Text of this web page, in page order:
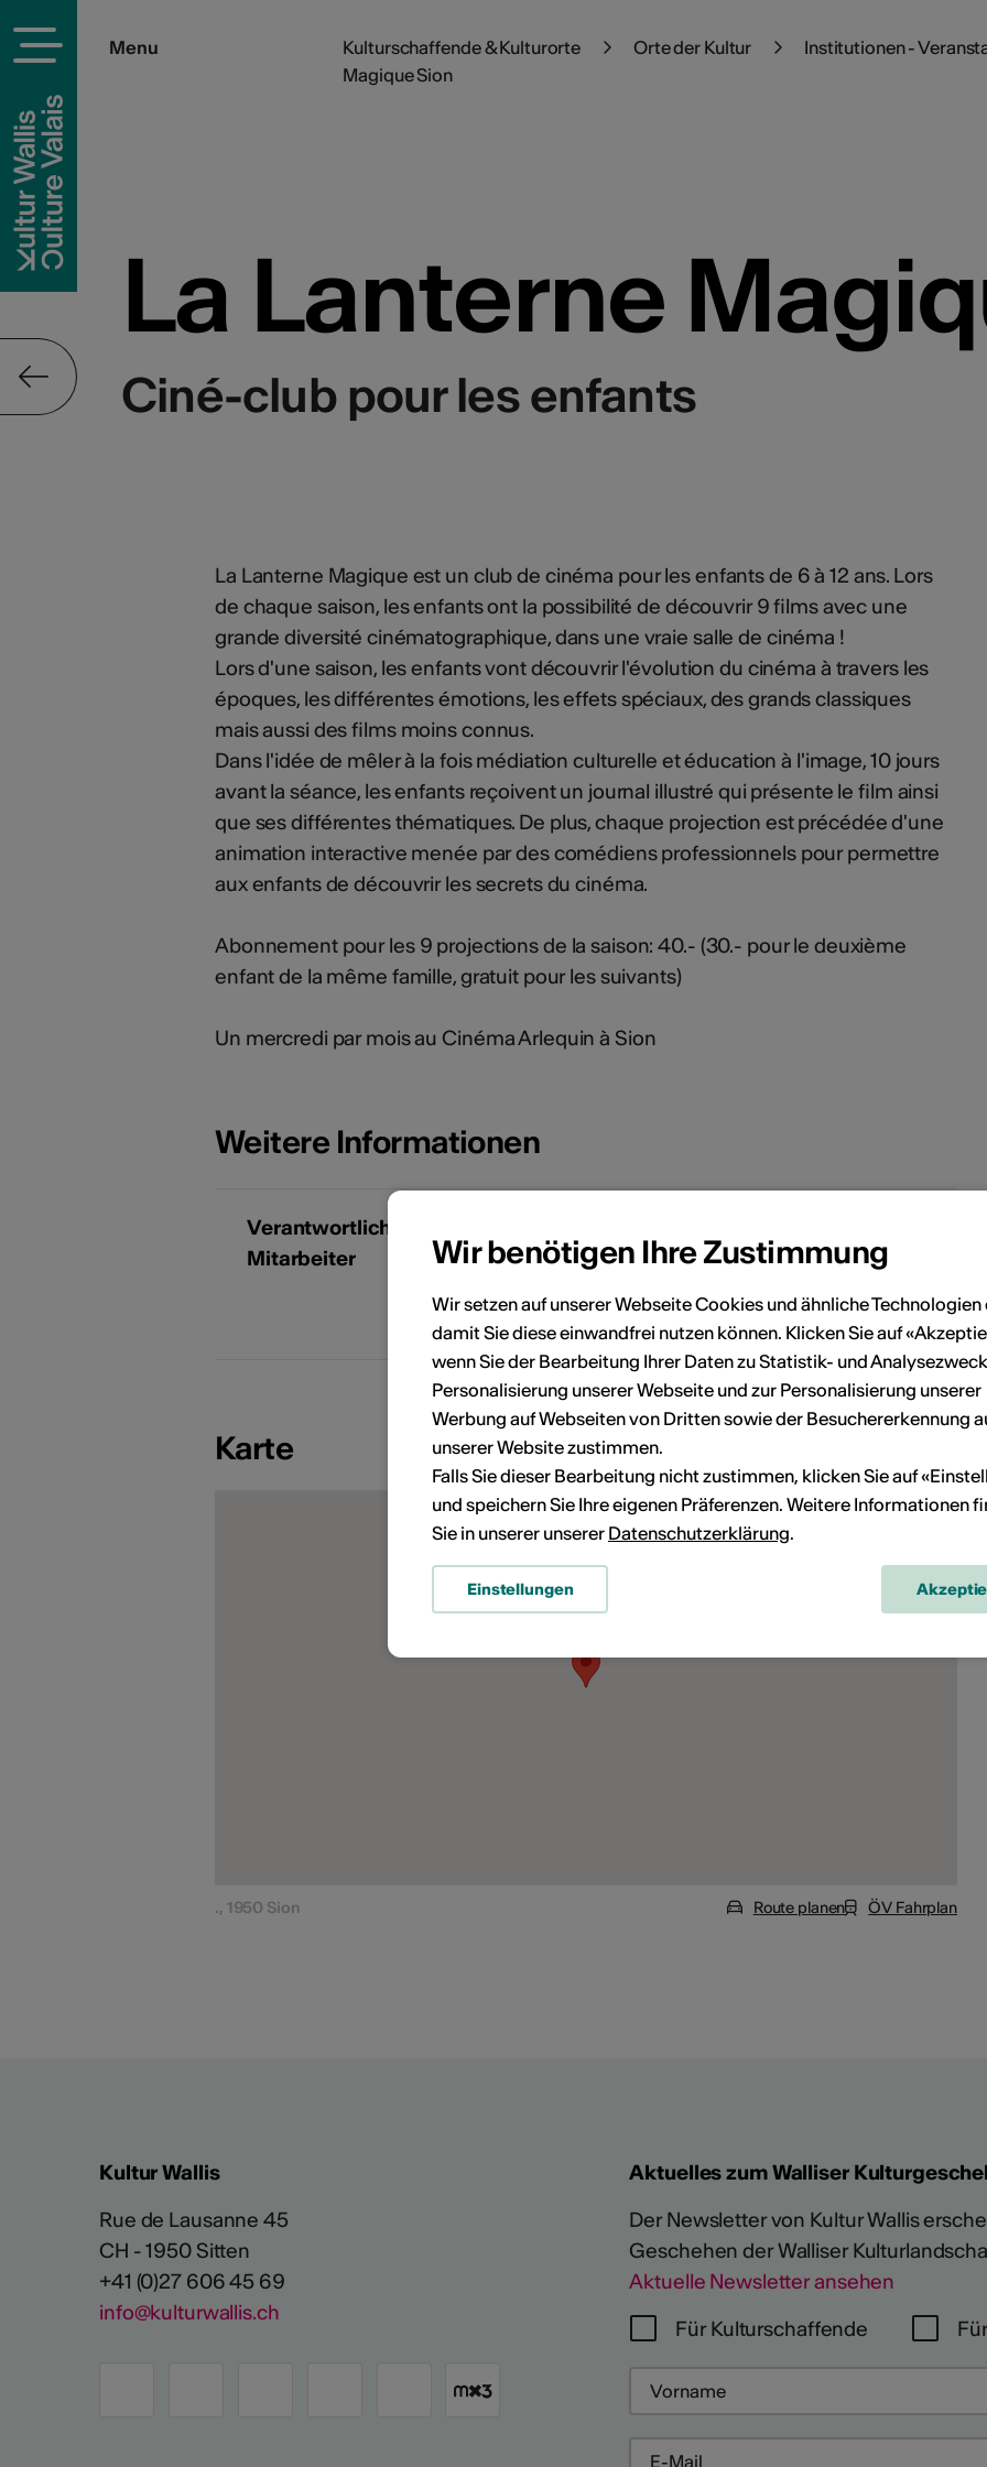
Menu Kulturschaffende & Kulturorte Orte der Kultur Institutionen -
Magique Sion
La Lanterne
Ciné-club pour les enfants
La Lanterne Magique est un club de cinéma pour les enfants de 6 à 12 ans. Lors
de chaque saison, les enfants ont la possibilité de découvrir 9 films avec une
grande diversité cinématographique, dans une vraie salle de cinéma !
Lors d'une saison, les enfants vont découvrir l'évolution du cinéma à travers les
époques, les différentes émotions, les effets spéciaux, des grands classiques
mais aussi des films moins connus.
Dans l'idée de mêler à la fois médiation culturelle et éducation à l'image, 10 jours
avant la séance, les enfants reçoivent un journal illustré qui présente le film ainsi
que ses différentes thématiques. De plus, chaque projection est précédée d'une
animation interactive menée par des comédiens professionnels pour permettre
aux enfants de découvrir les secrets du cinéma.
Abonnement pour les 9 projections de la saison: 40.- (30.- pour le deuxième
enfant de la même famille, gratuit pour les suivants)
Un mercredi par mois au Cinéma Arlequin à Sion
Weitere Informationen
Verantwortliche
Mitarbeiter
Coordinateur
sion@lanterne-magique.org
Karte
., 1950 Sion Route planen ÖV Fahrplan
Kultur Wallis
Rue de Lausanne 45
CH - 1950 Sitten
+41 (0)27 606 45 69
info@kulturwallis.ch
Aktuelles zum Walliser
Der Newsletter von Kultur Wallis
Geschehen der Walliser
Aktuelle Newsletter ansehen
Für Kulturschaffende
Wir benötigen Ihre Zustimmung
Wir setzen auf unserer Webseite Cookies und ähnliche Technologien
damit Sie diese einwandfrei nutzen können. Klicken Sie auf
wenn Sie der Bearbeitung Ihrer Daten zu Statistik- und
Personalisierung unserer Webseite und zur Personalisierung unserer
Werbung auf Webseiten von Dritten sowie der Besuchererkennung
unserer Website zustimmen.
Falls Sie dieser Bearbeitung nicht zustimmen, klicken Sie auf
und speichern Sie Ihre eigenen Präferenzen. Weitere Informationen
Sie in unserer unserer Datenschutzerklärung.
Einstellungen